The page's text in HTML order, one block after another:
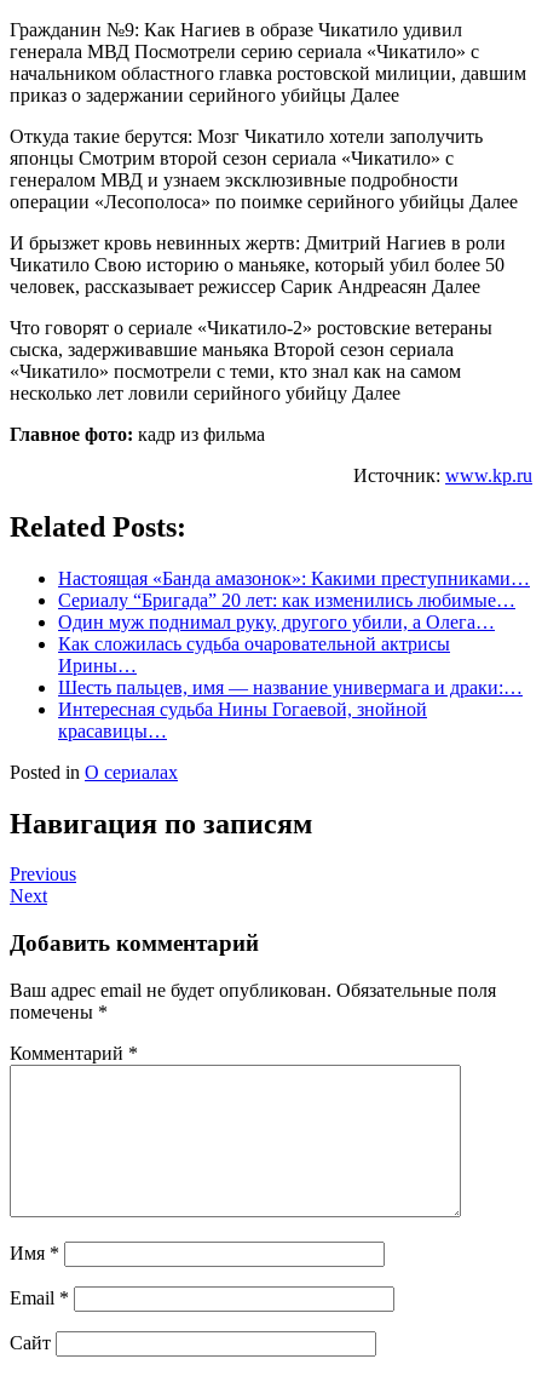
Гражданин №9: Как Нагиев в образе Чикатило удивил
генерала МВД Посмотрели серию сериала «Чикатило» с
начальником областного главка ростовской милиции, давшим
приказ о задержании серийного убийцы Далее
Откуда такие берутся: Мозг Чикатило хотели заполучить
японцы Смотрим второй сезон сериала «Чикатило» с
генералом МВД и узнаем эксклюзивные подробности
операции «Лесополоса» по поимке серийного убийцы Далее
И брызжет кровь невинных жертв: Дмитрий Нагиев в роли
Чикатило Свою историю о маньяке, который убил более 50
человек, рассказывает режиссер Сарик Андреасян Далее
Что говорят о сериале «Чикатило-2» ростовские ветераны
сыска, задерживавшие маньяка Второй сезон сериала
«Чикатило» посмотрели с теми, кто знал как на самом
несколько лет ловили серийного убийцу Далее
Главное фото: кадр из фильма
Источник: www.kp.ru
Related Posts:
Настоящая «Банда амазонок»: Какими преступниками…
Сериалу “Бригада” 20 лет: как изменились любимые…
Один муж поднимал руку, другого убили, а Олега…
Как сложилась судьба очаровательной актрисы
Ирины…
Шесть пальцев, имя — название универмага и драки:…
Интересная судьба Нины Гогаевой, знойной
красавицы…
Posted in О сериалах
Навигация по записям
Previous
Next
Добавить комментарий
Ваш адрес email не будет опубликован. Обязательные поля
помечены *
Комментарий *
Имя *
Email *
Сайт